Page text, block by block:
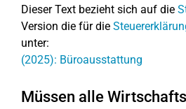
Dieser Text bezieht sich auf die
Version die für die
unter:
(2025): Büroausstattung
Müssen alle